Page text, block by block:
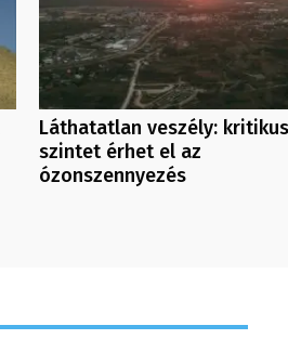
Láthatatlan veszély: kritikus
szintet érhet el az
ózonszennyezés